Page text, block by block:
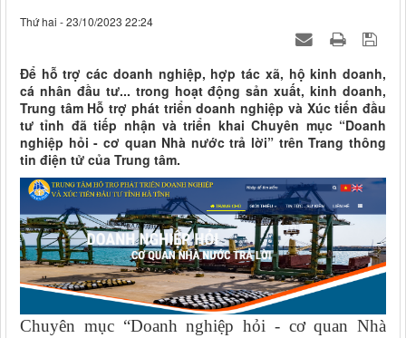
Thứ hai - 23/10/2023 22:24
Để hỗ trợ các doanh nghiệp, hợp tác xã, hộ kinh doanh,
cá nhân đầu tư... trong hoạt động sản xuất, kinh doanh,
Trung tâm Hỗ trợ phát triển doanh nghiệp và Xúc tiến đầu
tư tỉnh đã tiếp nhận và triển khai Chuyên mục “Doanh
nghiệp hỏi - cơ quan Nhà nước trả lời” trên Trang thông
tin điện tử của Trung tâm.
Chuyên mục “Doanh nghiệp hỏi - cơ quan Nhà